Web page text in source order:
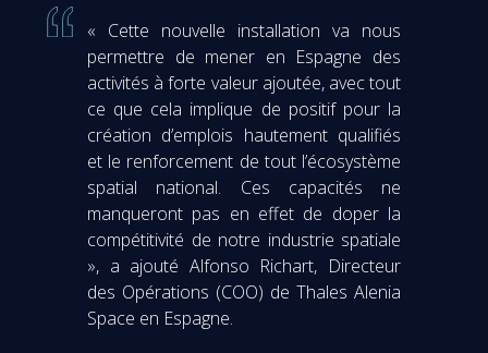
« Cette nouvelle installation va nous
permettre de mener en Espagne des
activités à forte valeur ajoutée, avec tout
ce que cela implique de positif pour la
création d’emplois hautement qualifiés
et le renforcement de tout l’écosystème
spatial national. Ces capacités ne
manqueront pas en effet de doper la
compétitivité de notre industrie spatiale
», a ajouté Alfonso Richart, Directeur
des Opérations (COO) de Thales Alenia
Space en Espagne.